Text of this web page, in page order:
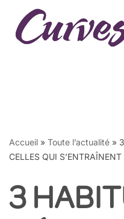
Aller
Accueil » Toute l’actualité »
CELLES QUI
3